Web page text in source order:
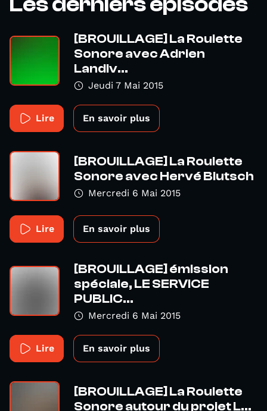
[BROUILLAGE] La Roulette
Sonore avec Adrien
Landiv...
Jeudi 7 Mai 2015
Lire En savoir plus
[BROUILLAGE] La Roulette
Sonore avec Hervé Blutsch
Mercredi 6 Mai 2015
Lire En savoir plus
[BROUILLAGE] émission
spéciale, LE SERVICE
PUBLIC...
Mercredi 6 Mai 2015
Lire En savoir plus
[BROUILLAGE] La Roulette
Sonore autour du projet L...